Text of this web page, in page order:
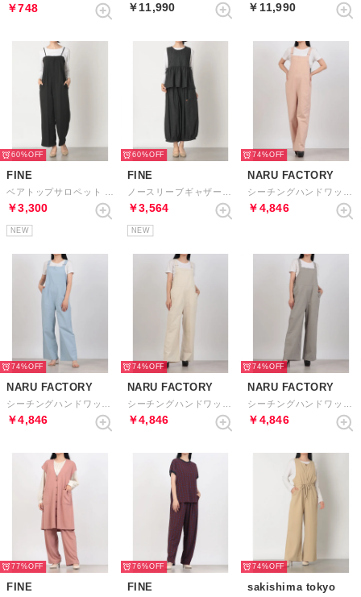
￥748 ￥11,990 ￥11,990
60%
FINE
￥3,300
NEW
60%
FINE
￥3,564
NEW
74%
NARU FACTORY
￥4,846
74%
NARU FACTORY
￥4,846
74%
NARU FACTORY
￥4,846
74%
NARU FACTORY
￥4,846
77%
FINE
76%
FINE
74%
sakishima tokyo